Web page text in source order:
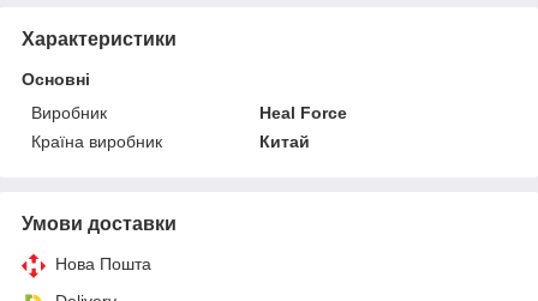
Характеристики
Основні
Виробник
Heal Force
Країна виробник
Китай
Умови доставки
Нова Пошта